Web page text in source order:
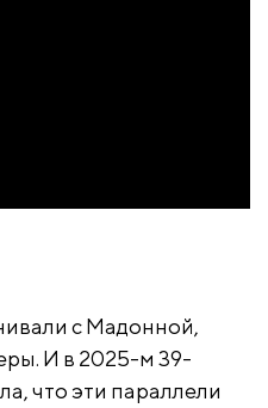
с Мадонной,
И в 2025-м 39-
что эти параллели